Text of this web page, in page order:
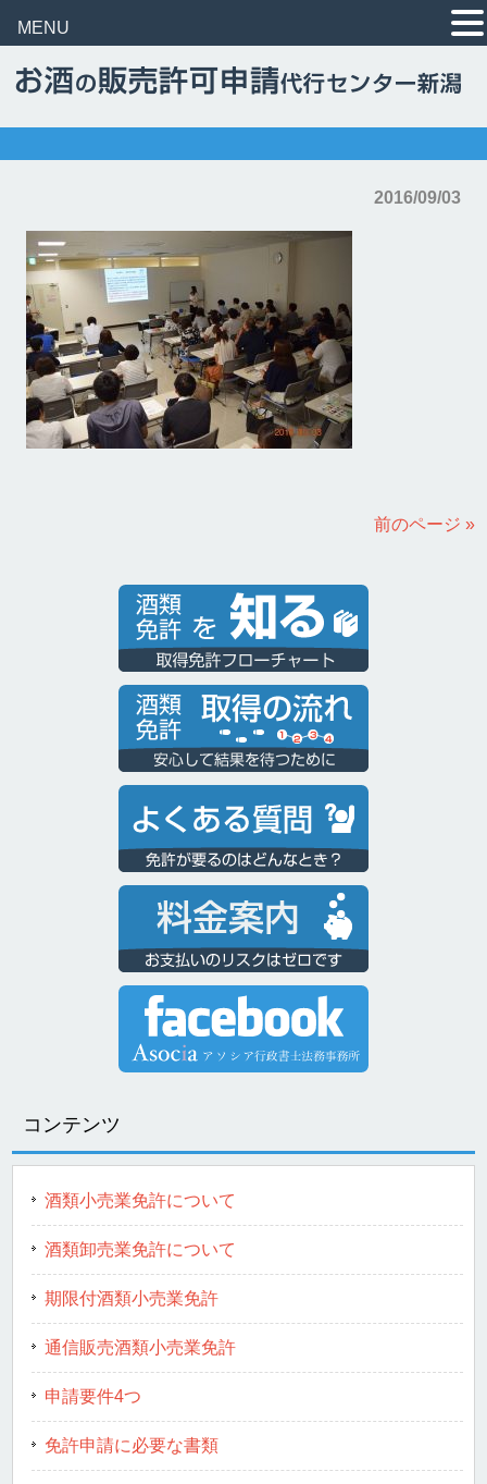
2016/09/03
前のページ »
コンテンツ
酒類小売業免許について
酒類卸売業免許について
期限付酒類小売業免許
通信販売酒類小売業免許
申請要件4つ
免許申請に必要な書類
MENU